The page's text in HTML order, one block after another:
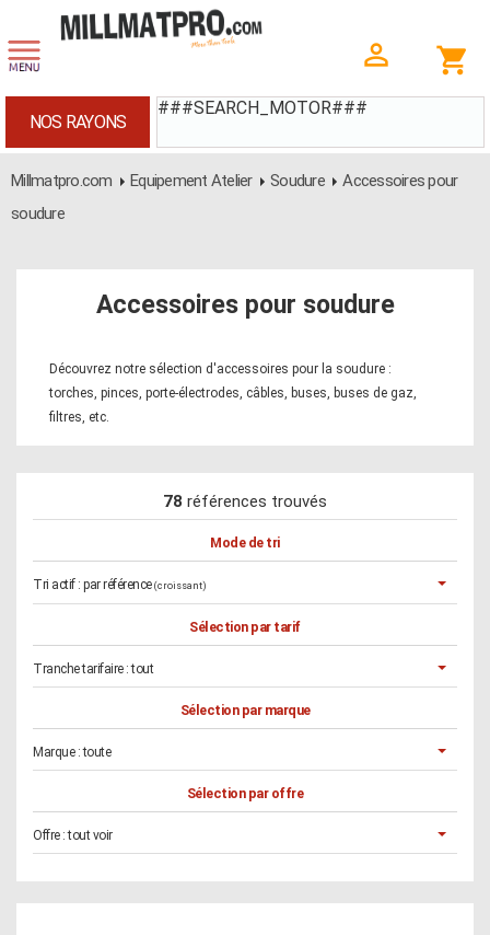
###SEARCH_MOTOR###
NOS RAYONS
Millmatpro.com Equipement Atelier Soudure
Accessoires pour
soudure
Accessoires pour soudure
Découvrez notre sélection d'accessoires pour la soudure :
torches, pinces, porte-électrodes, câbles, buses, buses de gaz,
filtres, etc.
78 références trouvés
Mode de tri
Tri actif : par référence (croissant)
Sélection par tarif
Tranche tarifaire :tout
Sélection par marque
Marque :toute
Sélection par offre
Offre :tout voir